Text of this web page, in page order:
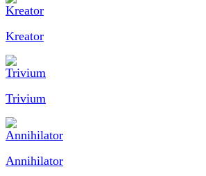
Kreator
Trivium
Annihilator